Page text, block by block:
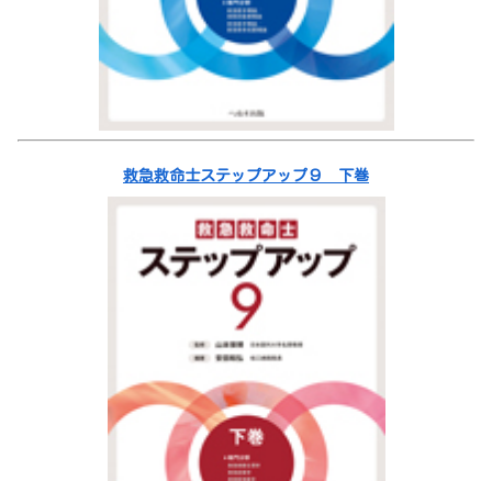
救急救命士ステップアップ９ 下巻